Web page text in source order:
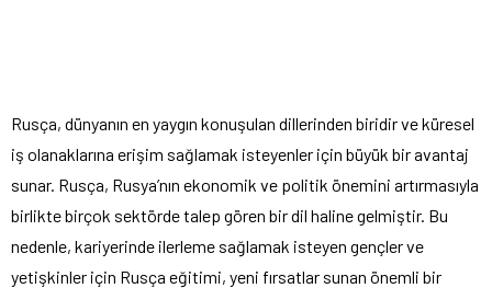
Rusça, dünyanın en yaygın konuşulan dillerinden biridir ve küresel
iş olanaklarına erişim sağlamak isteyenler için büyük bir avantaj
sunar. Rusça, Rusya’nın ekonomik ve politik önemini artırmasıyla
birlikte birçok sektörde talep gören bir dil haline gelmiştir. Bu
nedenle, kariyerinde ilerleme sağlamak isteyen gençler ve
yetişkinler için Rusça eğitimi, yeni fırsatlar sunan önemli bir